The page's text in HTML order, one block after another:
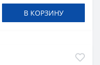
В КОРЗИНУ